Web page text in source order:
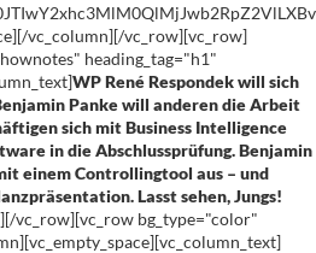
vc_column][/vc_row][vc_row]
heading_tag="h1"
WP René Respondek will sich
Panke will anderen die Arbeit
sich mit Business Intelligence
in die Abschlussprüfung. Benjamin
einem Controllingtool aus – und
Lasst sehen, Jungs!
vc_row][vc_row bg_type="color"